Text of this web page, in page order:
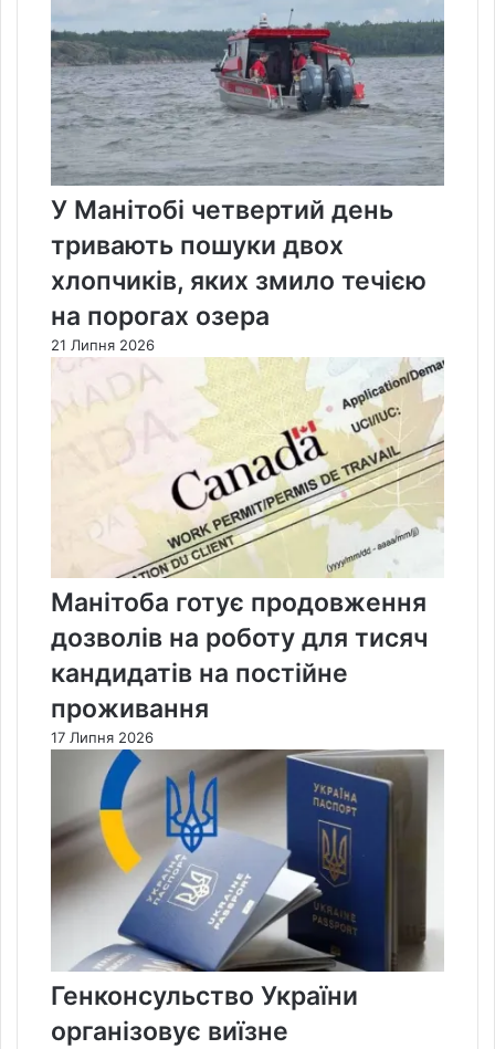
У Манітобі четвертий день
тривають пошуки двох
хлопчиків, яких змило течією
на порогах озера
21 Липня 2026
Манітоба готує продовження
дозволів на роботу для тисяч
кандидатів на постійне
проживання
17 Липня 2026
Генконсульство України
організовує виїзне